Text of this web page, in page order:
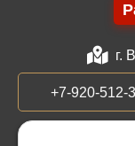
г.
+7-920-512-